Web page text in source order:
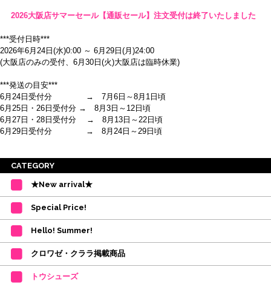
2026大阪店サマーセール【通販セール】注文受付は終了いたしました
***受付日時***
2026年6月24日(水)0:00 ～ 6月29日(月)24:00
(大阪店のみの受付、6月30日(火)大阪店は臨時休業)
***発送の目安***
6月24日受付分 → 7月6日～8月1日頃
6月25日・26日受付分 → 8月3日～12日頃
6月27日・28日受付分 → 8月13日～22日頃
6月29日受付分 → 8月24日～29日頃
※ご注意
・受付順に発送を行いますので、日にち指定はお受けできません。上記の期
間を目安として下さい。
(目安は多少ずれこむ場合がございます。)
・在庫の確保は発送の直前に行います。カートに入れて注文完了となって
も、商品の確保はされておりません。
ご注文商品が在庫切れの場合は、上記お目安の頃にご連絡させていただき
ます。
カード決済をされたお客様は決済金額の変更をさせていただきます。
【ミルバ×たけいみき】オリジナルタオルが新登場!
CATEGORY
★New arrival★
Special Price!
Hello! Summer!
クロワゼ・クララ掲載商品
トウシューズ